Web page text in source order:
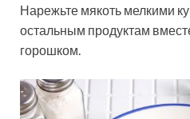
Нарежьте мякоть мелкими
остальным продуктам
горошком.